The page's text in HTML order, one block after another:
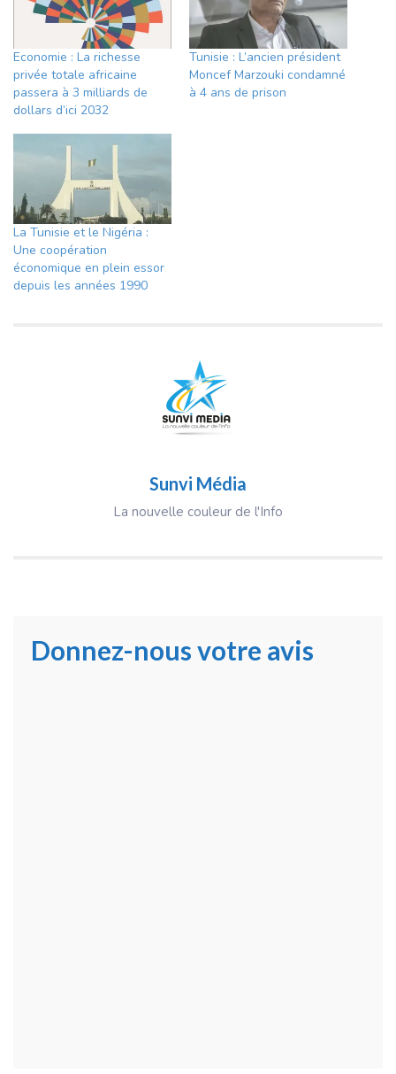
Economie : La richesse
privée totale africaine
passera à 3 milliards de
dollars d’ici 2032
Tunisie : L’ancien président
Moncef Marzouki condamné
à 4 ans de prison
La Tunisie et le Nigéria :
Une coopération
économique en plein essor
depuis les années 1990
Sunvi Média
La nouvelle couleur de l'Info
Donnez-nous votre avis